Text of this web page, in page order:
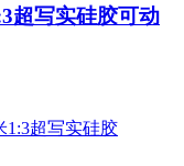
超写实硅胶可动